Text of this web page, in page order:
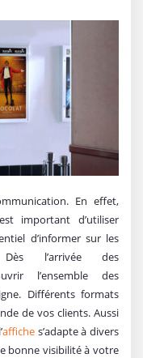
En effet,
important d’utiliser
d’informer sur les
Dès l’arrivée des
l’ensemble des
Différents formats
de vos clients. Aussi
affiche s’adapte à divers
bonne visibilité à votre